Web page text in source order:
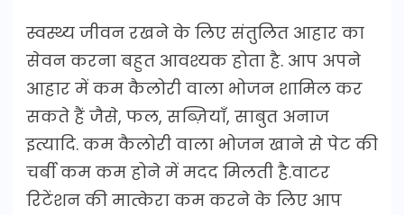
स्वस्थ्य जीवन रखने के लिए संतुलित आहार का
सेवन करना बहुत आवश्यक होता है. आप अपने
आहार में कम कैलोरी वाला भोजन शामिल कर
सकते हैं जैसे, फल, सब्ज़ियाँ, साबुत अनाज
इत्यादि. कम कैलोरी वाला भोजन खाने से पेट की
चर्बी कम कम होने में मदद मिलती है.वाटर
रिटेंशन की मात्केरा कम करने के लिए आप